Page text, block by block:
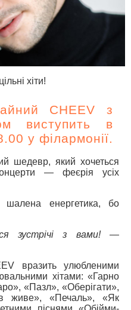
хіти!
CHEEV з
виступить в
у філармонії.
шедевр, який хочеться
— феєрія усіх
шалена енергетика, бо
зустрічі з вами! —
вразить улюбленими
хітами: «Гарно
«Пазл», «Оберігати»,
живе», «Печаль», «Як